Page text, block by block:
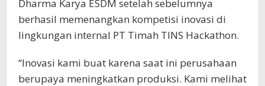
Dharma Karya ESDM setelah sebelumnya
berhasil memenangkan kompetisi inovasi di
lingkungan internal PT Timah TINS Hackathon.
“Inovasi kami buat karena saat ini perusahaan
berupaya meningkatkan produksi. Kami melihat